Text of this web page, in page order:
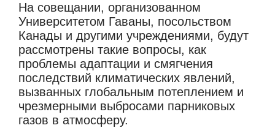
На совещании, организованном
Университетом Гаваны, посольством
Канады и другими учреждениями, будут
рассмотрены такие вопросы, как
проблемы адаптации и смягчения
последствий климатических явлений,
вызванных глобальным потеплением и
чрезмерными выбросами парниковых
газов в атмосферу.